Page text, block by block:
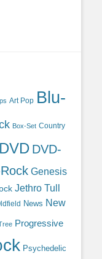
Art Pop Blu-
Box-Set Country
DVD DVD-
Genesis
Jethro Tull
News New
Progressive
Psychedelic